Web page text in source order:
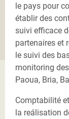
le pays pour
établir des
suivi efficace
partenaires et
le suivi des
monitoring
Paoua, Bria,
Comptabilité
la reálisation